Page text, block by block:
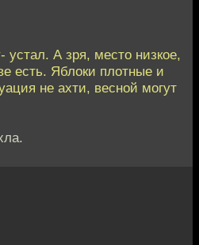
устал. А зря, место низкое,
есть. Яблоки плотные и
не ахти, весной могут